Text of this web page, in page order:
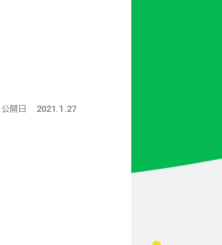
公開日 2021.1.27